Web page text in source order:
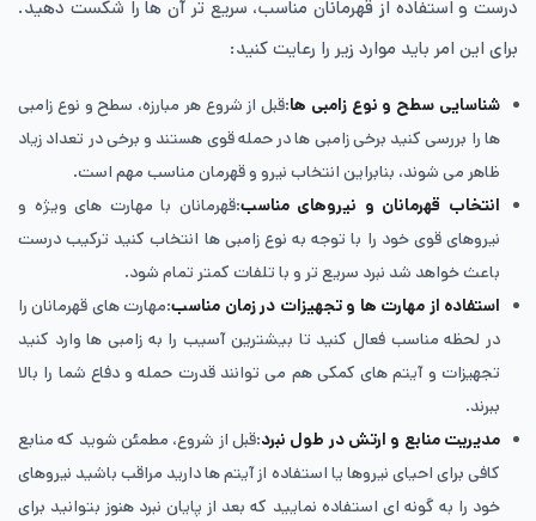
درست و استفاده از قهرمانان مناسب، سریع تر آن ها را شکست دهید.
برای این امر باید موارد زیر را رعایت کنید:
شناسایی سطح و نوع زامبی ها:قبل از شروع هر مبارزه، سطح و نوع زامبی
ها را بررسی کنید برخی زامبی ها در حمله قوی هستند و برخی در تعداد زیاد
ظاهر می شوند، بنابراین انتخاب نیرو و قهرمان مناسب مهم است.
انتخاب قهرمانان و نیروهای مناسب:قهرمانان با مهارت های ویژه و
نیروهای قوی خود را با توجه به نوع زامبی ها انتخاب کنید ترکیب درست
باعث خواهد شد نبرد سریع تر و با تلفات کمتر تمام شود.
استفاده از مهارت ‌ها و تجهیزات در زمان مناسب:مهارت های قهرمانان را
در لحظه مناسب فعال کنید تا بیشترین آسیب را به زامبی ها وارد کنید
تجهیزات و آیتم های کمکی هم می توانند قدرت حمله و دفاع شما را بالا
ببرند.
مدیریت منابع و ارتش در طول نبرد:قبل از شروع، مطمئن شوید که منابع
کافی برای احیای نیروها یا استفاده از آیتم ها دارید مراقب باشید نیروهای
خود را به گونه ای استفاده نمایید که بعد از پایان نبرد هنوز بتوانید برای